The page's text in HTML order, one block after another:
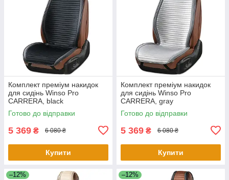
Комплект преміум накидок
для сидінь Winso Pro
СARRERA, black
Готово до відправки
5 369 ₴ 6 080 ₴
Купити
Комплект преміум накидок
для сидінь Winso Pro
СARRERA, gray
Готово до відправки
5 369 ₴ 6 080 ₴
Купити
–12% –12%